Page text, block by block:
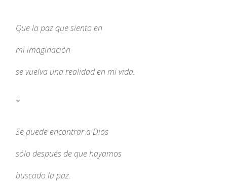
Que la paz que siento en
mi imaginación
se vuelva una realidad en mi vida.
*
Se puede encontrar a Dios
sólo después de que hayamos
buscado la paz.